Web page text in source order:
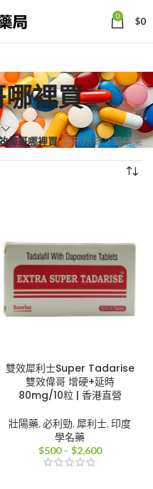
0 $0
裡買
偉哥哪裡買”顯示所有 2 筆結果依
雙效犀利士Super Tadarise
雙效偉哥 增硬+延時
80mg/10粒 | 香港直營
壯陽藥, 必利勁, 犀利士, 印度
學名藥
$500 – $2,600價